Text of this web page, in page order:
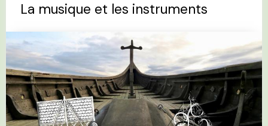
La musique et les instruments